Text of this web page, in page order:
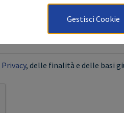
Privacy, delle finalità e delle basi
Gestisci Cookie